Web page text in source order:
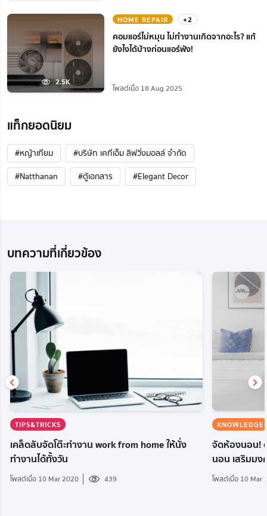
2.5K
HOME REPAIR +2
คอมแอร์ไม่หมุน ไม่ทํางานเกิดจากอะไร? แก้
ยังไงได้บ้างก่อนแอร์พัง!
โพสต์เมื่อ 18 Aug 2025
แท็กยอดนิยม
#หญ้าเทียม
#บริษัท เคทีเอ็ม ลิฟวิ่งมอลล์ จำกัด
#Natthanan
#ตู้เอกสาร #Elegant Decor
บทความที่เกี่ยวข้อง
TIPS&TRICKS
เคล็ดลับจัดโต๊ะทำงาน work from home ให้นั่ง
ทำงานได้ทั้งวัน
โพสต์เมื่อ 10 Mar 2020 439
KNOWLEDGE
จัดห้องนอน!
นอน เสริมมง
โพสต์เมื่อ 10 Mar